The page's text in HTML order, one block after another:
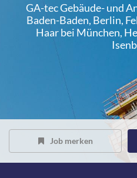
GA-tec Gebäude- und
Baden-Baden, Berlin,
Haar bei München,
Job merken